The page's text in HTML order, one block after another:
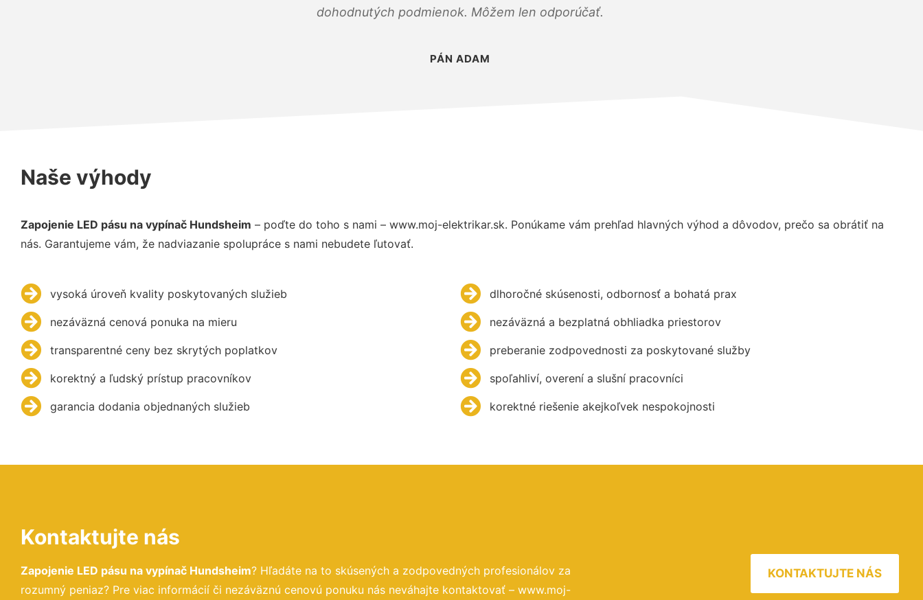
dohodnutých podmienok. Môžem len odporúčať.
PÁN ADAM
Naše výhody
Zapojenie LED pásu na vypínač Hundsheim – poďte do toho s nami – www.moj-elektrikar.sk. Ponúkame vám prehľad hlavných výhod a dôvodov, prečo sa obrátiť na
nás. Garantujeme vám, že nadviazanie spolupráce s nami nebudete ľutovať.
vysoká úroveň kvality poskytovaných služieb
nezáväzná cenová ponuka na mieru
transparentné ceny bez skrytých poplatkov
korektný a ľudský prístup pracovníkov
garancia dodania objednaných služieb
dlhoročné skúsenosti, odbornosť a bohatá prax
nezáväzná a bezplatná obhliadka priestorov
preberanie zodpovednosti za poskytované služby
spoľahliví, overení a slušní pracovníci
korektné riešenie akejkoľvek nespokojnosti
Kontaktujte nás
Zapojenie LED pásu na vypínač Hundsheim? Hľadáte na to skúsených a zodpovedných profesionálov za
rozumný peniaz? Pre viac informácií či nezáväznú cenovú ponuku nás neváhajte kontaktovať – www.moj-
KONTAKTUJTE NÁS